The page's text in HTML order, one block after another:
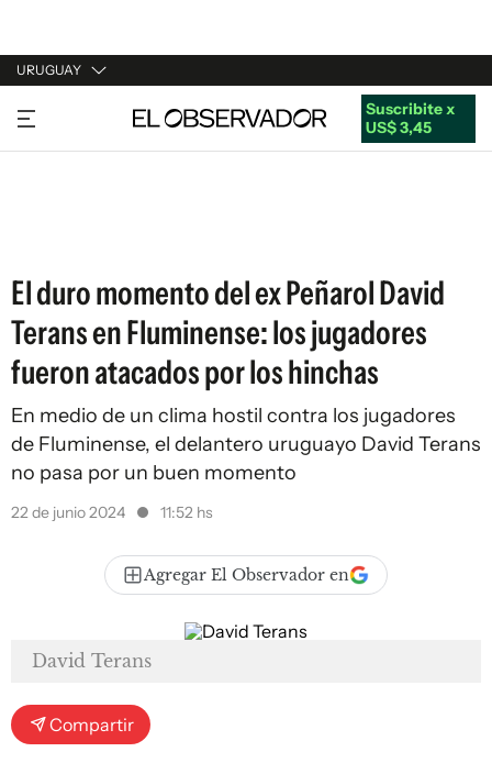
URUGUAY
URUGUAY
ARGENTINA
Suscribite x
US$ 3,45
El duro momento del ex Peñarol David
Terans en Fluminense: los jugadores
fueron atacados por los hinchas
En medio de un clima hostil contra los jugadores
de Fluminense, el delantero uruguayo David Terans
no pasa por un buen momento
22 de junio 2024 11:52 hs
Agregar El Observador en
David Terans
Compartir